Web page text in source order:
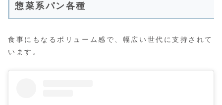
惣菜系パン各種
食事にもなるボリューム感で、幅広い世代に支持されて
います。